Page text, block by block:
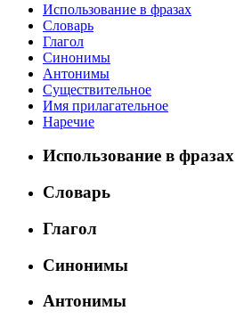
Использование в фразах
Словарь
Глагол
Синонимы
Антонимы
Существительное
Имя прилагательное
Наречие
Использование в фразах
Словарь
Глагол
Синонимы
Антонимы